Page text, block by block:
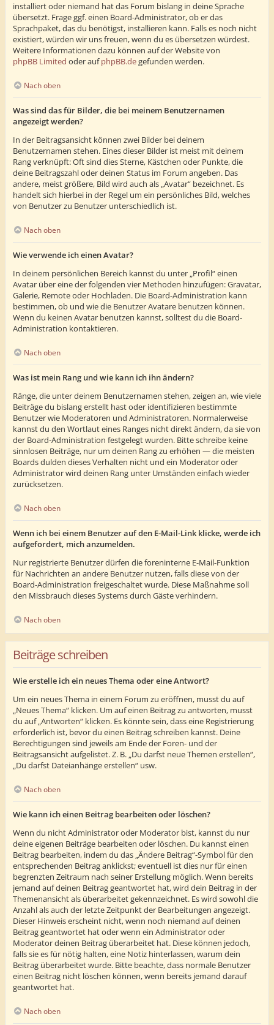
installiert oder niemand hat das Forum bislang in deine Sprache
übersetzt. Frage ggf. einen Board-Administrator, ob er das
Sprachpaket, das du benötigst, installieren kann. Falls es noch nicht
existiert, würden wir uns freuen, wenn du es übersetzen würdest.
Weitere Informationen dazu können auf der Website von
phpBB Limited oder aufphpBB.degefunden werden.
Nach oben
Was sind das für Bilder, die bei meinem Benutzernamen
angezeigt werden?
In der Beitragsansicht können zwei Bilder bei deinem
Benutzernamen stehen. Eines dieser Bilder ist meist mit deinem
Rang verknüpft: Oft sind dies Sterne, Kästchen oder Punkte, die
deine Beitragszahl oder deinen Status im Forum angeben. Das
andere, meist größere, Bild wird auch als „Avatar“ bezeichnet. Es
handelt sich hierbei in der Regel um ein persönliches Bild, welches
von Benutzer zu Benutzer unterschiedlich ist.
Nach oben
Wie verwende ich einen Avatar?
In deinem persönlichen Bereich kannst du unter „Profil“ einen
Avatar über eine der folgenden vier Methoden hinzufügen: Gravatar,
Galerie, Remote oder Hochladen. Die Board-Administration kann
bestimmen, ob und wie die Benutzer Avatare benutzen können.
Wenn du keinen Avatar benutzen kannst, solltest du die Board-
Administration kontaktieren.
Nach oben
Was ist mein Rang und wie kann ich ihn ändern?
Ränge, die unter deinem Benutzernamen stehen, zeigen an, wie viele
Beiträge du bislang erstellt hast oder identifizieren bestimmte
Benutzer wie Moderatoren und Administratoren. Normalerweise
kannst du den Wortlaut eines Ranges nicht direkt ändern, da sie von
der Board-Administration festgelegt wurden. Bitte schreibe keine
sinnlosen Beiträge, nur um deinen Rang zu erhöhen — die meisten
Boards dulden dieses Verhalten nicht und ein Moderator oder
Administrator wird deinen Rang unter Umständen einfach wieder
zurücksetzen.
Nach oben
Wenn ich bei einem Benutzer auf den E-Mail-Link klicke, werde ich
aufgefordert, mich anzumelden.
Nur registrierte Benutzer dürfen die foreninterne E-Mail-Funktion
für Nachrichten an andere Benutzer nutzen, falls diese von der
Board-Administration freigeschaltet wurde. Diese Maßnahme soll
den Missbrauch dieses Systems durch Gäste verhindern.
Nach oben
Beiträge schreiben
Wie erstelle ich ein neues Thema oder eine Antwort?
Um ein neues Thema in einem Forum zu eröffnen, musst du auf
„Neues Thema“ klicken. Um auf einen Beitrag zu antworten, musst
du auf „Antworten“ klicken. Es könnte sein, dass eine Registrierung
erforderlich ist, bevor du einen Beitrag schreiben kannst. Deine
Berechtigungen sind jeweils am Ende der Foren- und der
Beitragsansicht aufgelistet. Z. B. „Du darfst neue Themen erstellen“,
„Du darfst Dateianhänge erstellen“ usw.
Nach oben
Wie kann ich einen Beitrag bearbeiten oder löschen?
Wenn du nicht Administrator oder Moderator bist, kannst du nur
deine eigenen Beiträge bearbeiten oder löschen. Du kannst einen
Beitrag bearbeiten, indem du das „Ändere Beitrag“-Symbol für den
entsprechenden Beitrag anklickst; eventuell ist dies nur für einen
begrenzten Zeitraum nach seiner Erstellung möglich. Wenn bereits
jemand auf deinen Beitrag geantwortet hat, wird dein Beitrag in der
Themenansicht als überarbeitet gekennzeichnet. Es wird sowohl die
Anzahl als auch der letzte Zeitpunkt der Bearbeitungen angezeigt.
Dieser Hinweis erscheint nicht, wenn noch niemand auf deinen
Beitrag geantwortet hat oder wenn ein Administrator oder
Moderator deinen Beitrag überarbeitet hat. Diese können jedoch,
falls sie es für nötig halten, eine Notiz hinterlassen, warum dein
Beitrag überarbeitet wurde. Bitte beachte, dass normale Benutzer
einen Beitrag nicht löschen können, wenn bereits jemand darauf
geantwortet hat.
Nach oben